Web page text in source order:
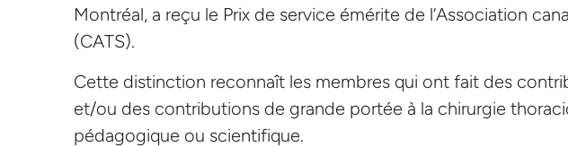
Montréal, a reçu le Prix de service émérite de l’Association
(CATS).
Cette distinction reconnaît les membres qui ont fait des
et/ou des contributions de grande portée à la chirurgie
pédagogique ou scientifique.